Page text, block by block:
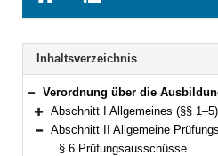
BAYERN.RECHT
letzten
Suche
Navigation
Inhaltsverzeichnis
Bereich reduzieren
Verordnung über die Ausbildung und Prüfung der Staatlich geprüften Lebensmittelchemikerinnen und
Bereich erweitern
Abschnitt I Allgemeines (§§ 1–5)
Bereich reduzieren
Abschnitt II Allgemeine
§ 6 Prüfungsausschüsse